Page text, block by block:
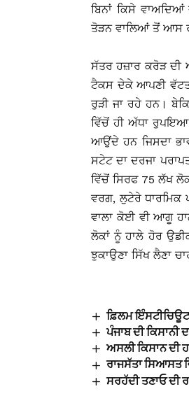
ਬਿਨਾਂ ਕਿਸੇ
ਤੋੜਨ ਵਾਲਿਆਂ ਤੋਂ ਆਸ
ਸੱਤਰ ਹਜ਼ਾਰ ਕਰੋੜ ਦੀ
ਟੈਕਸ ਦੇਕੇ ਆਪਣੀ
ਰੁੜੀ ਜਾ ਰਹੇ ਹਨ।
ਵਿੱਚੋਂ ਹੀ ਅੱਧਾ
ਆਉਂਦੇ ਹਨ ਜਿਸਦਾ
ਸਟੇਟ ਦਾ ਦਰਜਾ
ਵਿੱਚੋਂ ਸਿਰਫ 75 ਲੱਖ
ਵਰਗ, ਲੁਟੇਰੇ ਧਾਰਮਿਕ
ਵਾਲਾ ਕੋਈ ਵੀ ਆਗੂ
ਲੋਕਾਂ ਨੂੰ ਹਾਲੇ ਹੋਰ
ਝੁਕਾਉਣਾ ਸਿੱਖ ਲੈਣਾ
ਫ਼ਿਲਮ ਇੰਸਟੀਚਿਊਟ
ਪੰਜਾਬ ਦੀ ਕਿਸਾਨੀ
ਅਸਲੀ ਕਿਸਾਨ ਦੀ
ਰਾਜਸੱਤਾ ਸਿਆਸਤ
ਸਰਹੱਦੀ ਤਣਾਓ ਦੀ